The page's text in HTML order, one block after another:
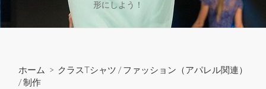
キ
形にしよう！
ホーム > クラスTシャツ /ファッション（アパレル関連）
/制作